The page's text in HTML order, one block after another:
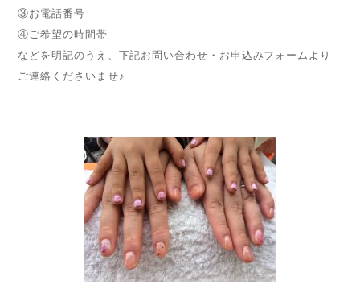
③お電話番号
④ご希望の時間帯
などを明記のうえ、下記お問い合わせ・お申込みフォームより
ご連絡くださいませ♪